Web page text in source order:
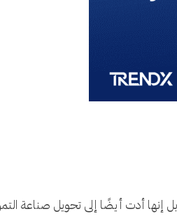
بل إنها أدت أيضًا إلى تحويل صناعة